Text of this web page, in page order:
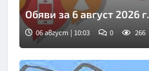
Обяви за 6 август 2026 г.
06 август | 10:03 0 266